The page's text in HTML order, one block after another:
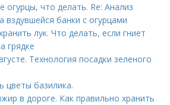
огурцы, что делать. Re: Анализ
банки с огурцами
лук. Что делать, если гниет
грядке
Технология посадки зеленого
цветы базилика.
в дороге. Как правильно хранить